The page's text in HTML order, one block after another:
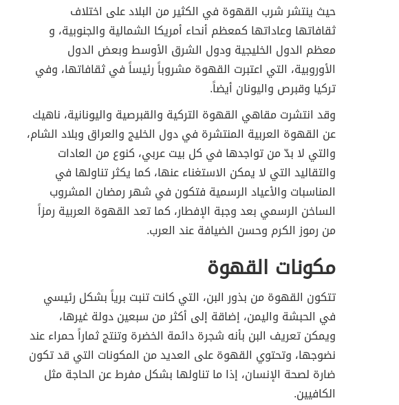
حيث ينتشر شرب القهوة في الكثير من البلاد على اختلاف
ثقافاتها وعاداتها كمعظم أنحاء أمريكا الشمالية والجنوبية، و
معظم الدول الخليجية ودول الشرق الأوسط وبعض الدول
الأوروبية، التي اعتبرت القهوة مشروباً رئيساً في ثقافاتها، وفي
تركيا وقبرص واليونان أيضاً.
وقد انتشرت مقاهي القهوة التركية والقبرصية واليونانية، ناهيك
عن القهوة العربية المنتشرة في دول الخليج والعراق وبلاد الشام،
والتي لا بدّ من تواجدها في كل بيت عربي، كنوع من العادات
والتقاليد التي لا يمكن الاستغناء عنها، كما يكثر تناولها في
المناسبات والأعياد الرسمية فتكون في شهر رمضان المشروب
الساخن الرسمي بعد وجبة الإفطار، كما تعد القهوة العربية رمزاً
من رموز الكرم وحسن الضيافة عند العرب.
مكونات القهوة
تتكون القهوة من بذور البن، التي كانت تنبت برياً بشكل رئيسي
في الحبشة واليمن، إضاقة إلى أكثر من سبعين دولة غيرها،
ويمكن تعريف البن بأنه شجرة دائمة الخضرة وتنتج ثماراً حمراء عند
نضوجها، وتحتوي القهوة على العديد من المكونات التي قد تكون
ضارة لصحة الإنسان، إذا ما تناولها بشكل مفرط عن الحاجة مثل
الكافيين.